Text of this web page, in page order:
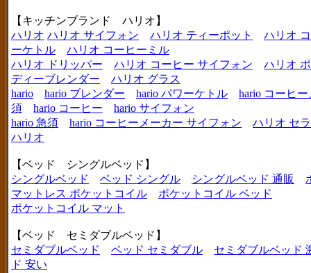
【キッチンブランド ハリオ】
ハリオ ハリオ サイフォン ハリオ ティーポット
ハリオ
ーケトル
ハリオ コーヒーミル
ハリオ ドリッパー
ハリオ コーヒー サイフォン
ハリオ
ディーブレンダー
ハリオ グラス
hario
hario ブレンダー hario パワーケトル
hario コーヒ
須
hario コーヒー
hario サイフォン
hario 急須
hario コーヒーメーカー サイフォン
ハリオ セ
ハリオ
【ベッド シングルベッド】
シングルベッド
ベッド シングル シングルベッド 通販
マットレス ポケットコイル
ポケットコイル ベッド
ポケットコイル マット
【ベッド セミダブルベッド】
セミダブルベッド
ベッド セミダブル
セミダブルベッド
ド 安い